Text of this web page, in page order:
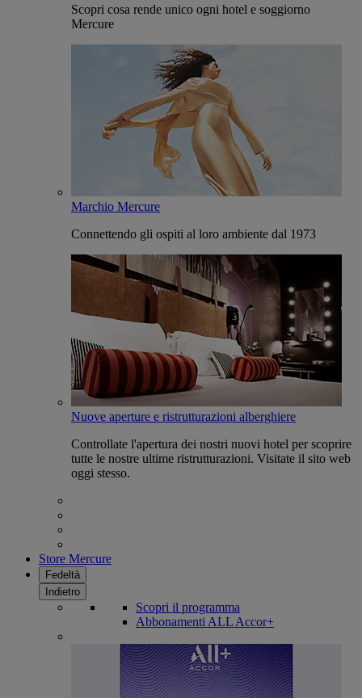
Scopri cosa rende unico ogni hotel e soggiorno
Mercure
Marchio Mercure
Connettendo gli ospiti al loro ambiente dal 1973
Nuove aperture e ristrutturazioni alberghiere
Controllate l'apertura dei nostri nuovi hotel per scoprire
tutte le nostre ultime ristrutturazioni. Visitate il sito web
oggi stesso.
Store Mercure
Fedeltà
Indietro
Scopri il programma
Abbonamenti ALL Accor+